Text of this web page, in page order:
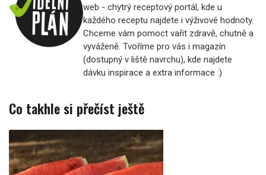
web - chytrý receptový portál, kde u
každého receptu najdete i výživové hodnoty.
Chceme vám pomoct vařit zdravě, chutně a
vyváženě. Tvoříme pro vás i magazín
(dostupný v liště navrchu), kde najdete
dávku inspirace a extra informace :)
Co takhle si přečíst ještě